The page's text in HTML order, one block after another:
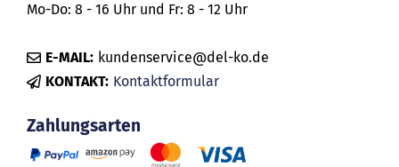
Mo-Do: 8 - 16 Uhr und Fr: 8 - 12 Uhr
E-MAIL: kundenservice@del-ko.de
KONTAKT: Kontaktformular
Zahlungsarten